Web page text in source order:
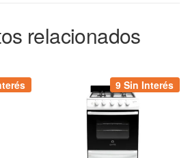
relacionados
9 Sin Interés